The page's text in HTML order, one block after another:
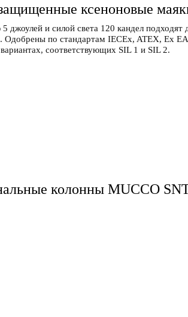
ксеноновые
джоулей и силой света 120 кандел подходят
Одобрены по стандартам IECEx, ATEX, Ex
соответствующих SIL 1 и SIL 2.
колонны MUCCO